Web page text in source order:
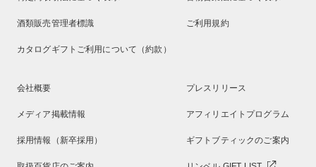
酒類販売管理者標識 ご利用規約
カタログギフトご利用について（約款）
会社概要 プレスリリース
メディア掲載情報 アフィリエイトプログラム
採用情報（新卒採用） ギフトブティックのご案内